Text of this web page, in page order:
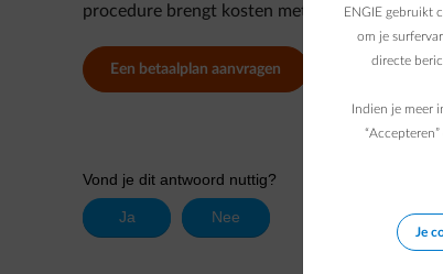
procedure brengt kosten met zich mee die
Een betaalplan aanvragen
ENGIE gebruikt
om je
directe
Indien je meer
Je